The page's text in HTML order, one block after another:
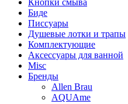
Кнопки смыва
Биде
Писсуары
Душевые лотки и трапы
Комплектующие
Аксессуары для ванной
Misc
Бренды
Allen Brau
AQUAme